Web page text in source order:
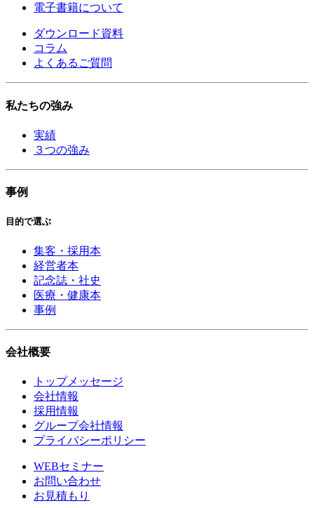
電子書籍について
ダウンロード資料
コラム
よくあるご質問
私たちの強み
実績
３つの強み
事例
目的で選ぶ
集客・採用本
経営者本
記念誌・社史
医療・健康本
事例
会社概要
トップメッセージ
会社情報
採用情報
グループ会社情報
プライバシーポリシー
WEBセミナー
お問い合わせ
お見積もり